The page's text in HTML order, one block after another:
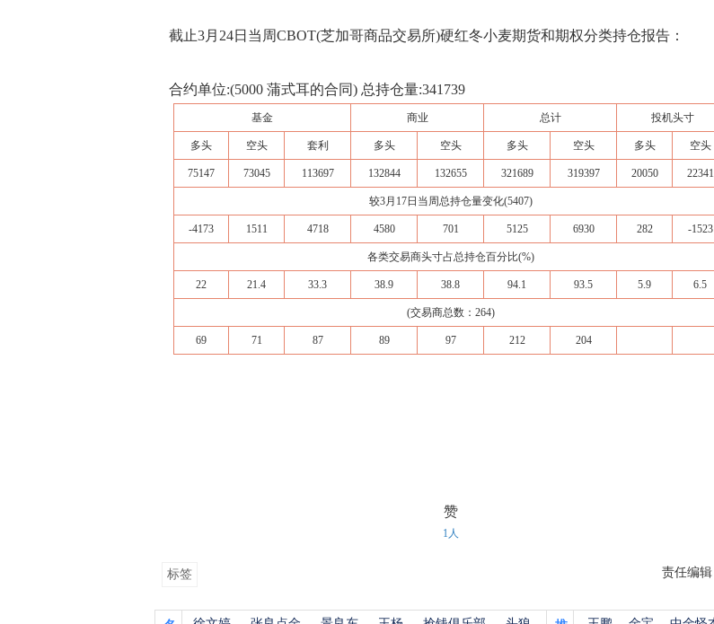
截止3月24日当周CBOT(芝加哥商品交易所)硬红冬小麦期货和期权分类持仓报告：
合约单位:(5000 蒲式耳的合同) 总持仓量:341739
基金 商业 总计 投机头寸
多头 空头 套利 多头 空头 多头 空头 多头 空头
75147 73045 113697 132844 132655 321689 319397 20050 22341
较3月17日当周总持仓量变化(5407)
-4173 1511 4718 4580 701 5125 6930 282 -1523
各类交易商头寸占总持仓百分比(%)
22 21.4 33.3 38.9 38.8 94.1 93.5 5.9 6.5
(交易商总数：264)
69 71 87 89 97 212 204
赞
1人
标签 责任编